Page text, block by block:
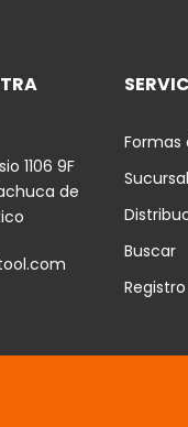
1106 9F
de
Formas
Buscar
Registro